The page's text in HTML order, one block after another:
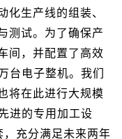
化生产线的组装、
测试。为了确保产
间，并配置了高效
台电子整机。我们
将在此进行大规模
进的专用加工设
充分满足未来两年